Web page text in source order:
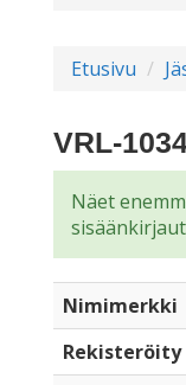
Etusivu
VRL-
Näet
Nimimerkki
Rekisteröity